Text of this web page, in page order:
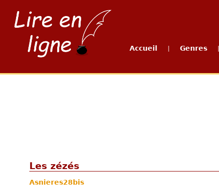
Accueil Genres
Les zézés
Asnieres28bis